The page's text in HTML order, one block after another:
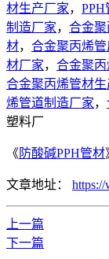
材生产厂家， PPH
制造厂家， 合金
材， 合金聚丙烯管
材厂家， 合金聚
合金聚丙烯管材生
烯管道制造厂家，
塑料厂
《 防酸碱PPH管材
文章地址：
上一篇
下一篇